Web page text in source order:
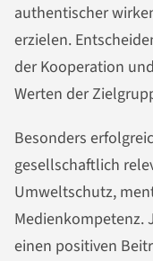
authentischer
erzielen.
der Kooperation
Werten der
Besonders
gesellschaftlich
Umweltschutz,
Medienkompetenz.
einen positiven